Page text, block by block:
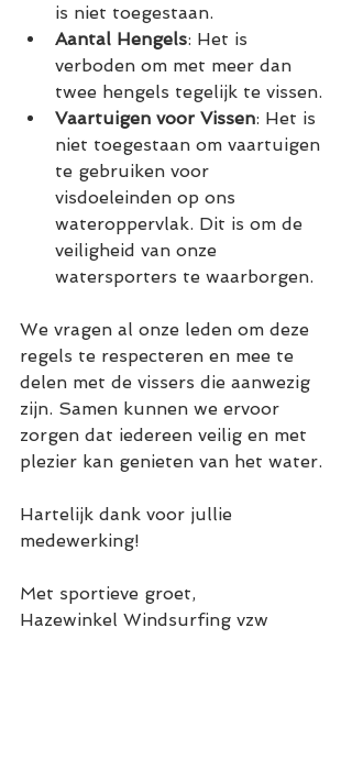
is niet toegestaan.
Aantal Hengels: Het is
verboden om met meer dan
twee hengels tegelijk te vissen.
Vaartuigen voor Vissen: Het is
niet toegestaan om vaartuigen
te gebruiken voor
visdoeleinden op ons
wateroppervlak. Dit is om de
veiligheid van onze
watersporters te waarborgen.
We vragen al onze leden om deze
regels te respecteren en mee te
delen met de vissers die aanwezig
zijn. Samen kunnen we ervoor
zorgen dat iedereen veilig en met
plezier kan genieten van het water.
Hartelijk dank voor jullie
medewerking!
Met sportieve groet,
Hazewinkel Windsurfing vzw